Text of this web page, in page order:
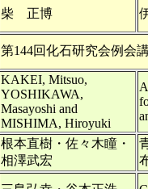
柴 正博
第144回化石研究会例会
KAKEI, Mitsuo,
YOSHIKAWA,
Masayoshi and
MISHIMA, Hiroyuki
根本直樹・佐々木瞳・
相澤武宏